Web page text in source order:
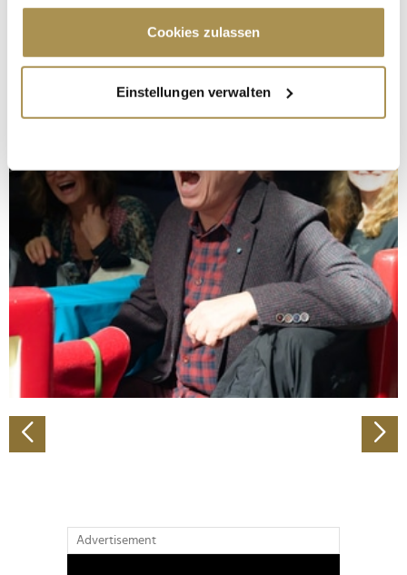
Cookie-Erklärung oder durch Klicken auf das Privacy
Trigger Symbol ändern oder widerrufen
Informationen über Ihre geografische Lage
erfassen, welche bis auf einige Meter genau sein
bestimmten Merkmalen (Fingerprinting) identifizieren
Erfahren Sie mehr darüber, wie Ihre persönlichen Daten
verarbeitet werden, und legen Sie Ihre Präferenzen im
Abschnitt Einzelheiten
fest.
Wir verwenden Cookies, um Inhalte und Anzeigen zu
personalisieren, Funktionen für soziale Medien anbieten
zu können und die Zugriffe auf unsere Website zu
analysieren. Außerdem geben wir Informationen zu Ihrer
Verwendung unserer Website an unsere Partner für
Partner führen diese Informationen möglicherweise mit
weiteren Daten zusammen, die Sie ihnen bereitgestellt
Cookies zulassen
Einstellungen verwalten
Advertisement